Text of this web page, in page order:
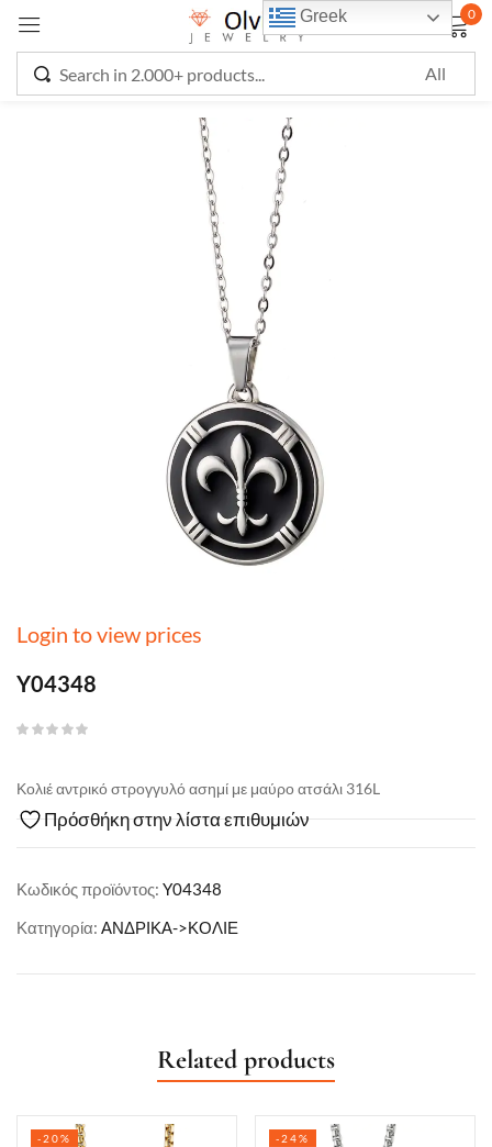
0
Login to view prices
Y04348
Κολιέ αντρικό στρογγυλό ασημί με μαύρο ατσάλι 316L
Πρόσθήκη στην λίστα επιθυμιών
Κωδικός προϊόντος: Y04348
Κατηγορία: ΑΝΔΡΙΚΑ->ΚΟΛΙΕ
Related products
-20% -24%
Greek
Sign in
LOG IN
CREATE AN ACCOUNT